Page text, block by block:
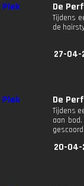
De
Tijdens
de
27-04-
De
Tijdens
aan
20-04-